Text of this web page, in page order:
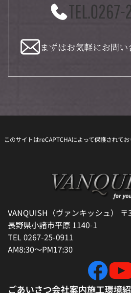
TEL.0267-
まずはお気軽にお問い
このサイトはreCAPTCHAによって保護されて
VANQUISH（ヴァンキッシュ）
長野県小諸市平原 1140-1
TEL 0267-25-0911
AM8:30～PM17:30
ごあいさつ会社案内施工環境